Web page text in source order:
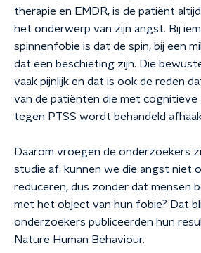
therapie en EMDR, is de patiënt
het onderwerp van zijn angst. Bij
spinnenfobie is dat de spin, bij een
dat een beschieting zijn. Die
vaak pijnlijk en dat is ook de reden
van de patiënten die met cognitieve
tegen PTSS wordt behandeld
Daarom vroegen de onderzoekers
studie af: kunnen we die angst niet
reduceren, dus zonder dat mensen
met het object van hun fobie? Dat
onderzoekers publiceerden hun
Nature Human Behaviour.